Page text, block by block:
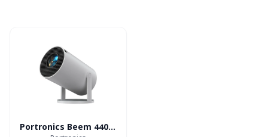
Portronics Beem 440 Smart LED Projector